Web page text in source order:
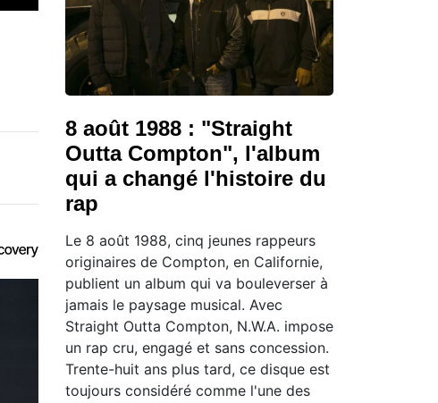
8 août 1988 : "Straight
Outta Compton", l'album
qui a changé l'histoire du
rap
Le 8 août 1988, cinq jeunes rappeurs
originaires de Compton, en Californie,
publient un album qui va bouleverser à
jamais le paysage musical. Avec
Straight Outta Compton, N.W.A. impose
un rap cru, engagé et sans concession.
Trente-huit ans plus tard, ce disque est
toujours considéré comme l'une des